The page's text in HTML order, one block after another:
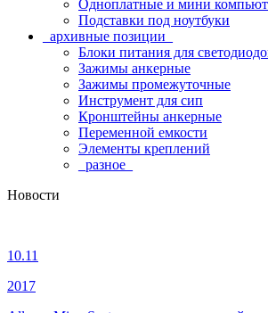
Одноплатные и мини
Подставки под ноутбуки
_архивные позиции_
Блоки питания для
Зажимы анкерные
Зажимы промежуточные
Инструмент для сип
Кронштейны анкерные
Переменной емкости
Элементы креплений
_разное_
Новости
10.11
2017